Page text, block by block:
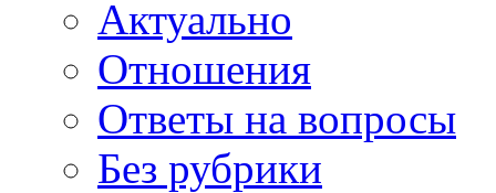
Актуально
Отношения
Ответы на вопросы
Без рубрики